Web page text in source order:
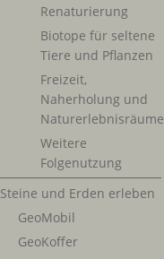
Renaturierung
Biotope für seltene
Tiere und Pflanzen
Freizeit,
Naherholung und
Naturerlebnisräume
Weitere
Folgenutzung
Steine und Erden erleben
GeoMobil
GeoKoffer